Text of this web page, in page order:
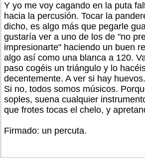
Y yo me voy cagando en la puta
hacia la percusión. Tocar la
dicho, es algo más que pegarle
gustaría ver a uno de los de "no
impresionarte" haciendo un buen
algo así como una blanca a 120.
paso cogéis un triángulo y lo
decentemente. A ver si hay huevos.
Si no, todos somos músicos.
soples, suena cualquier
que frotes tocas el chelo, y
Firmado: un percuta.